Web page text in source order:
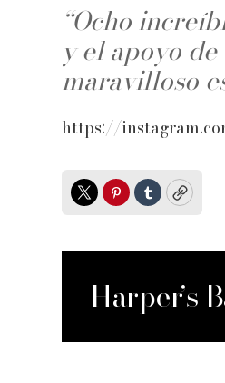
“Ocho
y el apoyo
maravilloso
https://
TwitterPinterest
TumblrCopy
Harper’s